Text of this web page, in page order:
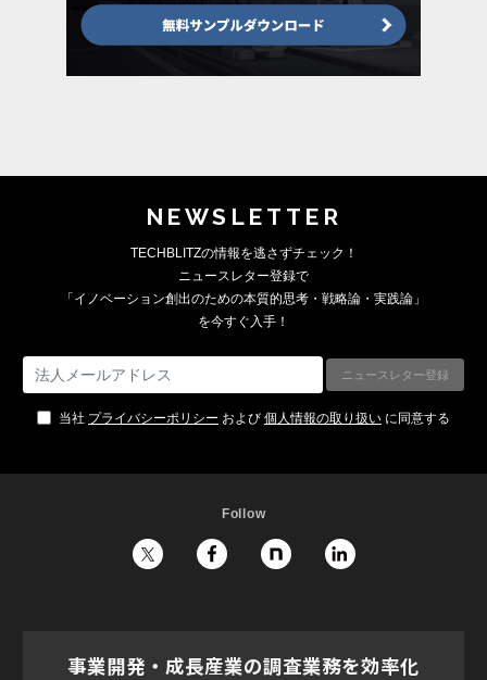
NEWSLETTER
TECHBLITZの情報を逃さずチェック！
ニュースレター登録で
「イノベーション創出のための本質的思考・戦略論・実践論」
を今すぐ入手！
当社 プライバシーポリシー および 個人情報の取り扱い に同意する
Follow
事業開発・成長産業の調査業務を効率化